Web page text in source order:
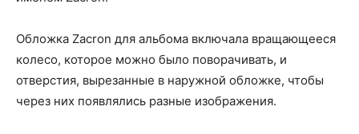
Обложка Zacron для альбома включала вращающееся
колесо, которое можно было поворачивать, и
отверстия, вырезанные в наружной обложке, чтобы
через них появлялись разные изображения.